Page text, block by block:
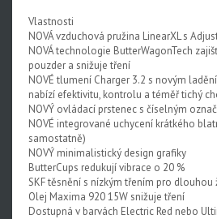
Vlastnosti
NOVÁ vzduchová pružina LinearXL s
NOVÁ technologie ButterWagonTech
pouzder a snižuje tření
NOVÉ tlumení Charger 3.2 s novým
nabízí efektivitu, kontrolu a téměř tichý
NOVÝ ovládací prstenec s číselným
NOVÉ integrované uchycení krátkého
samostatně)
NOVÝ minimalistický design grafiky
ButterCups redukují vibrace o 20 %
SKF těsnění s nízkým třením pro
Olej Maxima 920 15W snižuje tření
Dostupná v barvách Electric Red nebo